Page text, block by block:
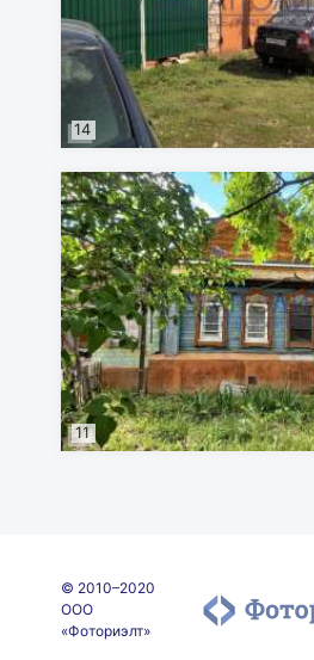
14
11
© 2010–2020
ООО
«Фоториэлт»